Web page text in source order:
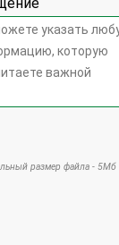
размер файла - 5Мб